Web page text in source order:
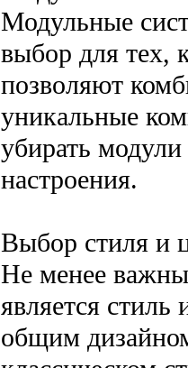
Модульные
выбор для тех,
позволяют
уникальные
убирать
настроения.
Выбор стиля и
Не менее
является
общим